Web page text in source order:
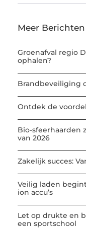
Meer Berichten
Groenafval regio
ophalen?
Brandbeveiliging
Ontdek de
Bio-sfeerhaarden
van 2026
Zakelijk succes:
Veilig laden
ion accu’s
Let op drukte en
een sportschool